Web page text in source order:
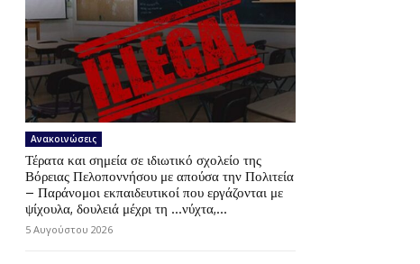
Ανακοινώσεις
Τέρατα και σημεία σε ιδιωτικό σχολείο της
Βόρειας Πελοποννήσου με απούσα την Πολιτεία
– Παράνομοι εκπαιδευτικοί που εργάζονται με
ψίχουλα, δουλειά μέχρι τη …νύχτα,...
5 Αυγούστου 2026